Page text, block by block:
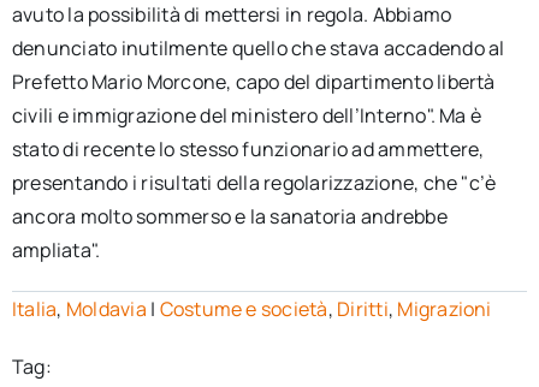
avuto la possibilità di mettersi in regola. Abbiamo
denunciato inutilmente quello che stava accadendo al
Prefetto Mario Morcone, capo del dipartimento libertà
civili e immigrazione del ministero dell’Interno". Ma è
stato di recente lo stesso funzionario ad ammettere,
presentando i risultati della regolarizzazione, che "c’è
ancora molto sommerso e la sanatoria andrebbe
ampliata".
Italia, Moldavia | Costume e società, Diritti, Migrazioni
Tag: